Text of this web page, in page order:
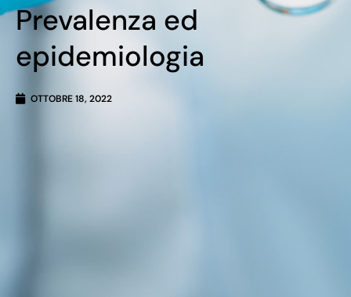
Prevalenza ed
epidemiologia
OTTOBRE 18, 2022